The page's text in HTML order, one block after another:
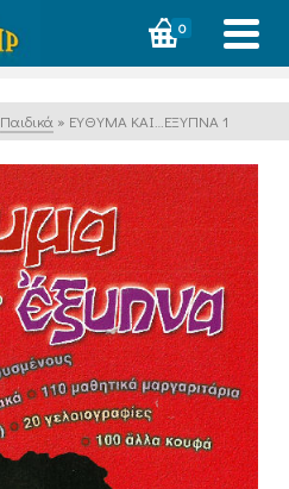
0
Παιδικά » ΕΥΘΥΜΑ ΚΑΙ…ΕΞΥΠΝΑ 1